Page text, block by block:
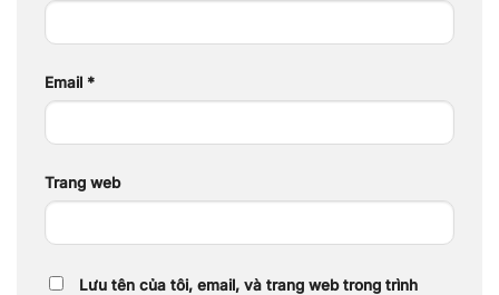
Email *
Trang web
Lưu tên của tôi, email, và trang web trong trình